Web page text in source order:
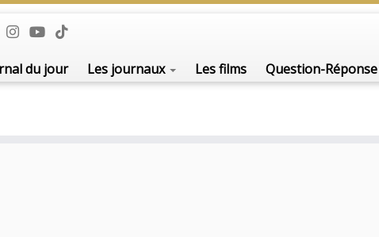
du jour Les journaux Les films Question-Réponse